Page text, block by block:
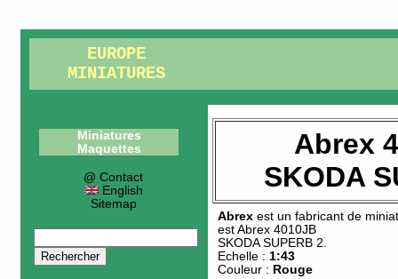
EUROPE
MINIATURES
Miniatures
Maquettes
@ Contact
English
Sitemap
Abrex
SKODA
Abrex est un fabricant de
estAbrex 4010JB
SKODA SUPERB 2
Echelle : 1:43
Couleur : Rouge